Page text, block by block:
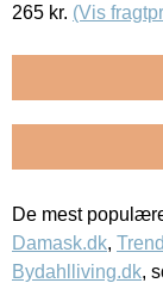
265 kr. (Vis
De mest
Damask.dk,
Bydahlliving.dk,